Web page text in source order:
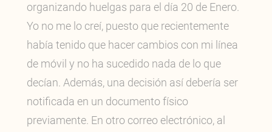
organizando huelgas para el día 20 de Enero.
Yo no me lo creí, puesto que recientemente
había tenido que hacer cambios con mi línea
de móvil y no ha sucedido nada de lo que
decían. Además, una decisión así debería ser
notificada en un documento físico
previamente. En otro correo electrónico, al